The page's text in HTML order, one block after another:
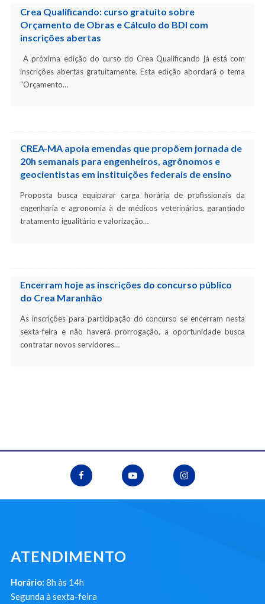
Crea Qualificando: curso gratuito sobre
Orçamento de Obras e Cálculo do BDI com
inscrições abertas
A próxima edição do curso do Crea Qualificando já está com
inscrições abertas gratuitamente. Esta edição abordará o tema
“Orçamento…
CREA-MA apoia emendas que propõem jornada de
20h semanais para engenheiros, agrônomos e
geocientistas em instituições federais de ensino
Proposta busca equiparar carga horária de profissionais da
engenharia e agronomia à de médicos veterinários, garantindo
tratamento igualitário e valorização…
Encerram hoje as inscrições do concurso público
do Crea Maranhão
As inscrições para participação do concurso se encerram nesta
sexta-feira e não haverá prorrogação, a oportunidade busca
contratar novos servidores…
ATENDIMENTO
Horário: 8h às 14h
Segunda à sexta-feira